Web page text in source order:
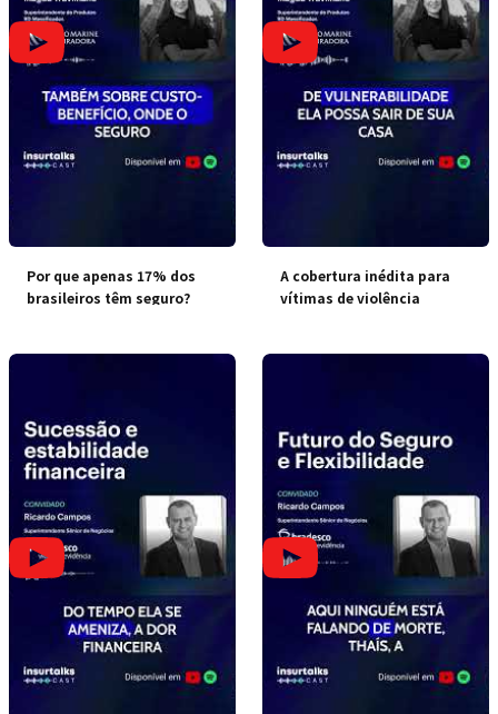
Por que apenas 17% dos
brasileiros têm seguro?
A cobertura inédita para
vítimas de violência